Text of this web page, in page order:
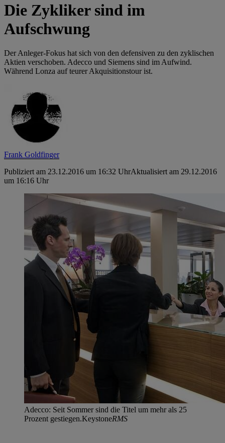
Die Zykliker sind im
Aufschwung
Der Anleger-Fokus hat sich von den defensiven zu den zyklischen
Aktien verschoben. Adecco und Siemens sind im Aufwind.
Während Lonza auf teurer Akquisitionstour ist.
Frank Goldfinger
Publiziert am 23.12.2016 um 16:32 UhrAktualisiert am 29.12.2016
um 16:16 Uhr
Adecco: Seit Sommer sind die Titel um mehr als 25
Prozent gestiegen.KeystoneRMS